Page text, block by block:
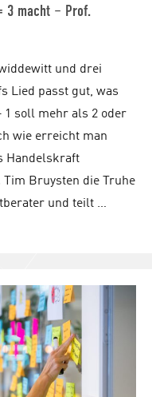
3 macht – Prof.
und drei
Lied passt gut, was
1 soll mehr als 2 oder
wie erreicht man
Handelskraft
Bruysten die Truhe
und teilt …